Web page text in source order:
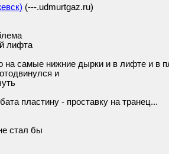
(---.udmurtgaz.ru)
лифта
на самые нижние дырки и в лифте и в
и
пластину - проставку на транец...
стал бы